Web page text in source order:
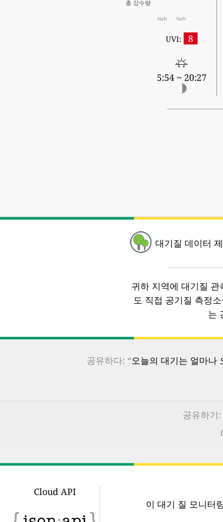
총 강수량
NaN NaN
UVI: 8
5:54 ~ 20:27
대기질 데이터
귀하 지역에 대기질
도 직접 공기질 측정
는
공유하다: “오늘의 대기는 얼마나
공유하기:
Cloud API
이 대기 질 모니터